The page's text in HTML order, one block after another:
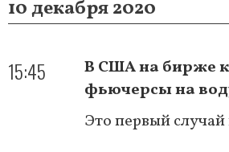
10 декабря 2020
15:45
В США на бирже
фьючерсы на
Это первый